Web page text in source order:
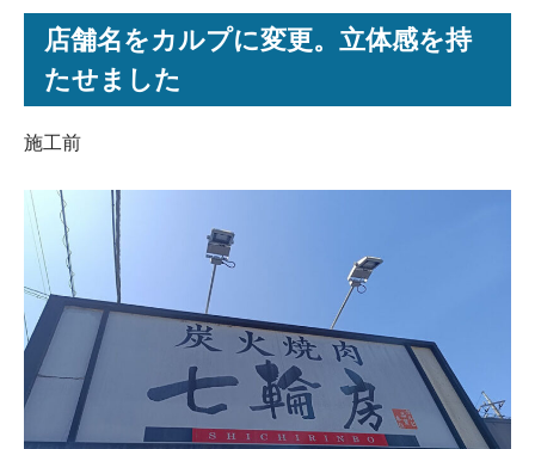
店舗名をカルプに変更。立体感を持
たせました
施工前